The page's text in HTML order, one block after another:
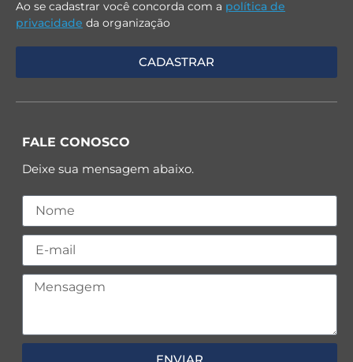
Ao se cadastrar você concorda com a política de
privacidade da organização
FALE CONOSCO
Deixe sua mensagem abaixo.
ENVIAR